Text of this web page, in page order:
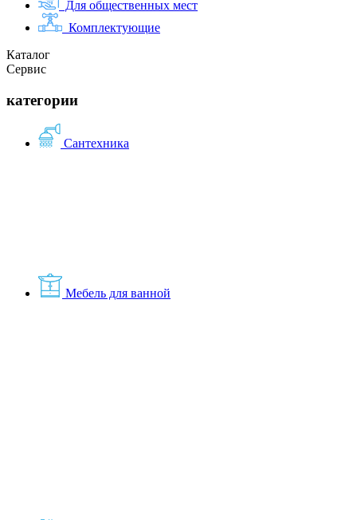
Для общественных мест
Комплектующие
Каталог
Сервис
категории
Сантехника
Мебель для ванной